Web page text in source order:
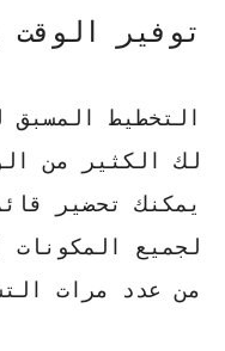
توفير
التخطيط المسبق
لك الكثير من
يمكنك تحضير
لجميع المكونات
من عدد مرات